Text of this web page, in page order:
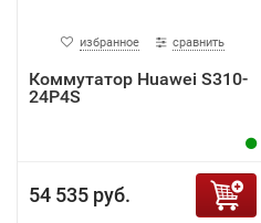
избранное сравнить
Коммутатор Huawei S310-
24P4S
54 535 руб.